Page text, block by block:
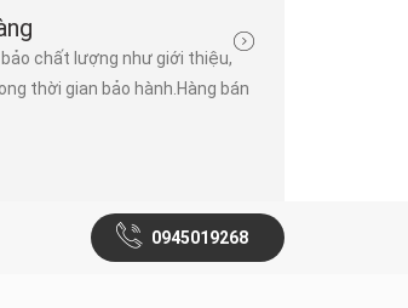
chất lượng như giới thiệu,
thời gian bảo hành.Hàng bán
0945019268